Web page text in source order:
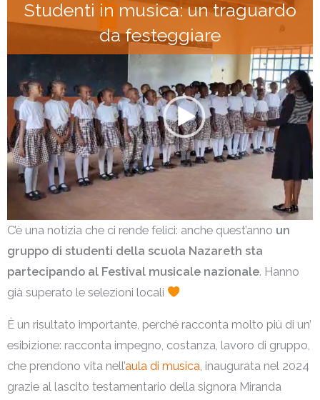
Studenti in musica: un traguardo
da festeggiare
C’è una notizia che ci rende felici: anche quest’anno un
gruppo di studenti della scuola Nazareth sta
partecipando al Festival musicale nazionale. Hanno
già superato le selezioni locali
È un risultato importante, perché racconta molto più di un’
esibizione: racconta impegno, costanza, lavoro di gruppo,
che prendono vita nell’aula di musica, inaugurata nel 2024
grazie al lascito testamentario della signora Miranda